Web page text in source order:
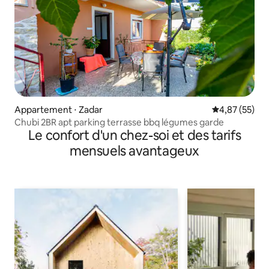
Appartement ⋅ Zadar Évaluation
4,87 (55)
Chubi 2BR apt parking terrasse bbq légumes garde
Le confort d'un chez-soi et des tarifs
mensuels avantageux